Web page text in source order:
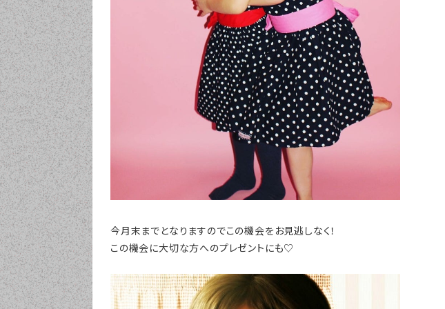
今月末までとなりますのでこの機会をお見逃しなく！
この機会に大切な方へのプレゼントにも♡